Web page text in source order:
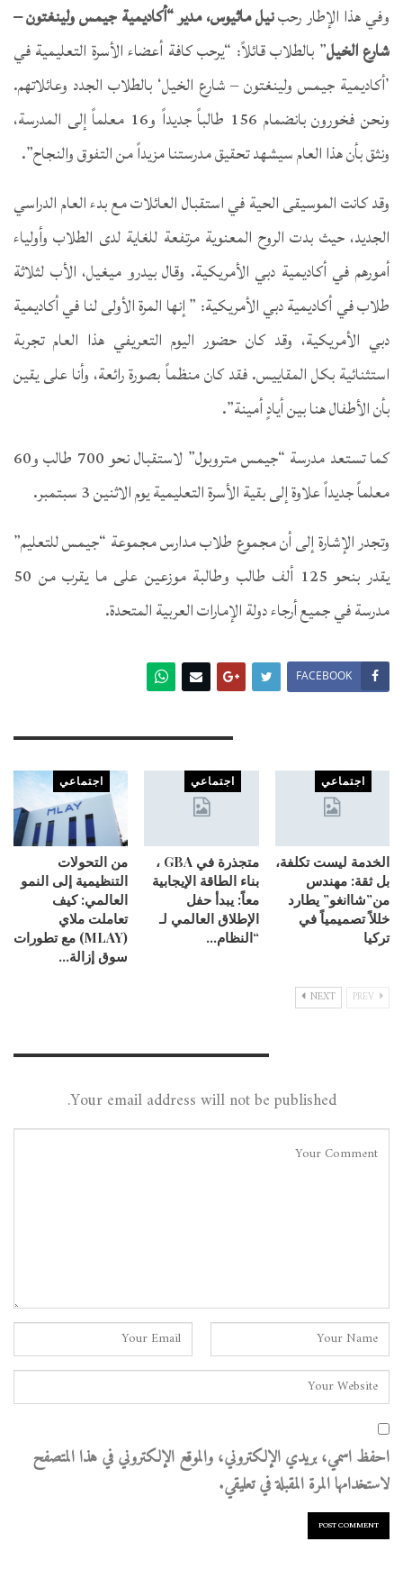
وفي هذا الإطار رحبنيل ماثيوس، مدير “أكاديمية جيمس ولينغتون –
شارع الخيل” بالطلاب قائلاً: “يرحب كافة أعضاء الأسرة التعليمية في
’أكاديمية جيمس ولينغتون – شارع الخيل‘ بالطلاب الجدد وعائلاتهم.
ونحن فخورون بانضمام 156 طالباً جديداً و16 معلماً إلى المدرسة،
ونثق بأن هذا العام سيشهد تحقيق مدرستنا مزيداً من التفوق والنجاح”.
وقد كانت الموسيقى الحية في استقبال العائلات مع بدء العام الدراسي
الجديد، حيث بدت الروح المعنوية مرتفعة للغاية لدى الطلاب وأولياء
أمورهم في أكاديمية دبي الأمريكية. وقال بيدرو ميغيل، الأب لثلاثة
طلاب في أكاديمية دبي الأمريكية: ” إنها المرة الأولى لنا في أكاديمية
دبي الأمريكية، وقد كان حضور اليوم التعريفي هذا العام تجربة
استثنائية بكل المقاييس. فقد كان منظماً بصورة رائعة، وأنا على يقين
بأن الأطفال هنا بين أيادٍ أمينة”.
كما تستعد مدرسة “جيمس متروبول” لاستقبال نحو 700 طالب و60
معلماً جديداً علاوة إلى بقية الأسرة التعليمية يوم الاثنين 3 سبتمبر.
وتجدر الإشارة إلى أن مجموع طلاب مدارس مجموعة “جيمس للتعليم”
يقدر بنحو 125 ألف طالب وطالبة موزعين على ما يقرب من 50
مدرسة في جميع أرجاء دولة الإمارات العربية المتحدة.
FACEBOOK
اجتماعي
الخدمة ليست تكلفة،
بل ثقة: مهندس
من”شاانغو” يطارد
خللاً تصميمياً في
تركيا
اجتماعي
متجذرة في GBA ،
بناء الطاقة الإيجابية
معاً: يبدأ حفل
الإطلاق العالمي لـ
“النظام…
اجتماعي
من التحولات
التنظيمية إلى النمو
العالمي: كيف
تعاملت ملاي
(MLAY) مع تطورات
سوق إزالة…
NEXT
Your email address will not be published.
احفظ اسمي، بريدي الإلكتروني، والموقع الإلكتروني في هذا المتصفح
لاستخدامها المرة المقبلة في تعليقي.